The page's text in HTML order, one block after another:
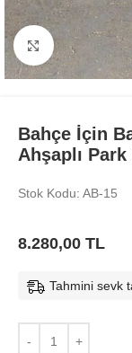
Büyüt
Bahçe İçin
Ahşaplı Park
Stok Kodu: AB-15
8.280,00 TL
Tahmini sevk